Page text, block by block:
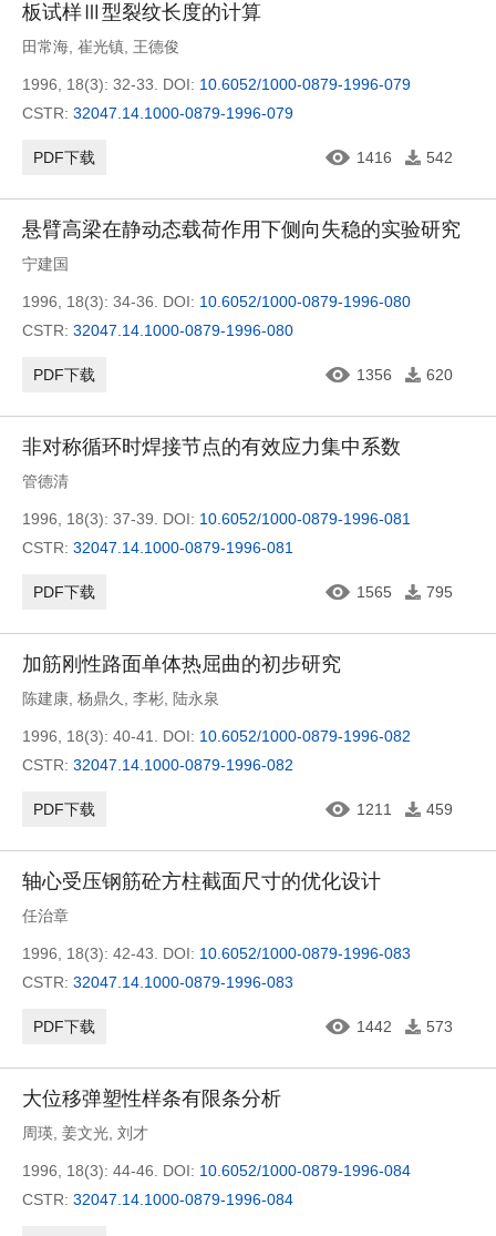
板试样Ⅲ型裂纹长度的计算
田常海 崔光镇 王德俊
1996, 18(3): 32-33. DOI: 10.6052/1000-0879-1996-079
CSTR: 32047.14.1000-0879-1996-079
PDF下载 1416 542
悬臂高梁在静动态载荷作用下侧向失稳的实验研究
宁建国
1996, 18(3): 34-36. DOI: 10.6052/1000-0879-1996-080
CSTR: 32047.14.1000-0879-1996-080
PDF下载 1356 620
非对称循环时焊接节点的有效应力集中系数
管德清
1996, 18(3): 37-39. DOI: 10.6052/1000-0879-1996-081
CSTR: 32047.14.1000-0879-1996-081
PDF下载 1565 795
加筋刚性路面单体热屈曲的初步研究
陈建康 杨鼎久 李彬 陆永泉
1996, 18(3): 40-41. DOI: 10.6052/1000-0879-1996-082
CSTR: 32047.14.1000-0879-1996-082
PDF下载 1211 459
轴心受压钢筋砼方柱截面尺寸的优化设计
任治章
1996, 18(3): 42-43. DOI: 10.6052/1000-0879-1996-083
CSTR: 32047.14.1000-0879-1996-083
PDF下载 1442 573
大位移弹塑性样条有限条分析
周瑛 姜文光 刘才
1996, 18(3): 44-46. DOI: 10.6052/1000-0879-1996-084
CSTR: 32047.14.1000-0879-1996-084